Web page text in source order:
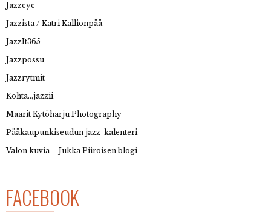
Jazzeye
Jazzista / Katri Kallionpää
JazzIt365
Jazzpossu
Jazzrytmit
Kohta…jazzii
Maarit Kytöharju Photography
Pääkaupunkiseudun jazz-kalenteri
Valon kuvia – Jukka Piiroisen blogi
FACEBOOK